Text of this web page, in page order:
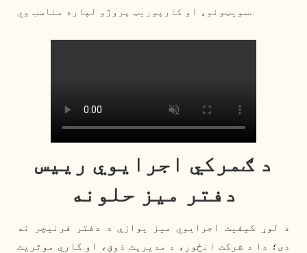
سویټونو، او کارپوریټ پروژو لپاره مناسب وي.
د ګمرکي اجرایوي رییس
دفتر میز حلونه
د لوړ کیفیت اجرایوي میز یوازې د دفتر فرنیچر نه
دی؛ دا د شرکت انځور، د مدیریت ذوق، او کاري موثریت